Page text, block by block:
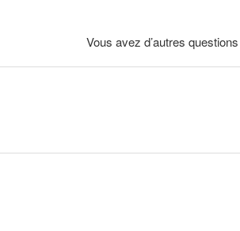
Vous avez d’autres